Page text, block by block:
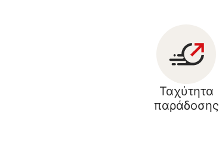
Ταχύτητα
παράδοσης